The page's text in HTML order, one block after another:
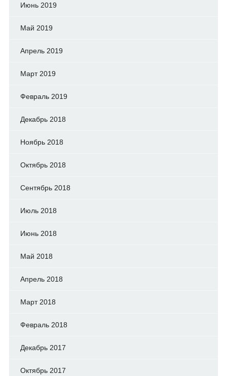
Июнь 2019
Май 2019
Апрель 2019
Март 2019
Февраль 2019
Декабрь 2018
Ноябрь 2018
Октябрь 2018
Сентябрь 2018
Июль 2018
Июнь 2018
Май 2018
Апрель 2018
Март 2018
Февраль 2018
Декабрь 2017
Октябрь 2017